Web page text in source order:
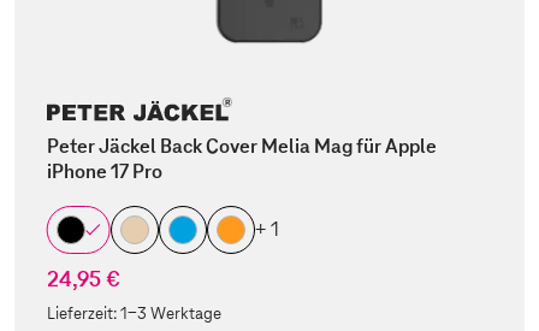
Peter Jäckel Back Cover Melia Mag für Apple
iPhone 17 Pro
+ 1
24,95 €
Lieferzeit:1-3 Werktage